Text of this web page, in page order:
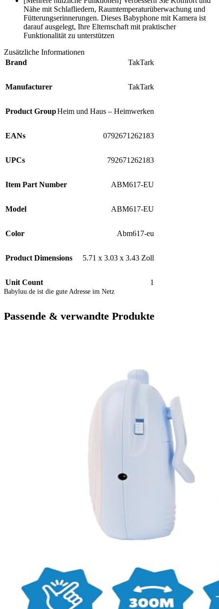
Nähe mit Schlafliedern, Raumtemperaturüberwachung und
Fütterungserinnerungen. Dieses Babyphone mit Kamera ist
darauf ausgelegt, Ihre Elternschaft mit praktischer
Funktionalität zu unterstützen
Zusätzliche Informationen
Brand
TakTark
Manufacturer TakTark
Product GroupHeim und Haus – Heimwerken
EANs 0792671262183
UPCs 792671262183
Item Part Number ABM617-EU
Model ABM617-EU
Color Abm617-eu
Product Dimensions 5.71 x 3.03 x 3.43 Zoll
Unit Count 1
Babyluu.de ist die gute Adresse im Netz
Passende & verwandte Produkte